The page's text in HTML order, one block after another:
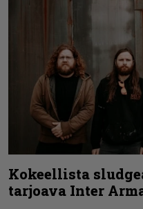
Kokeellista
tarjoava Inter